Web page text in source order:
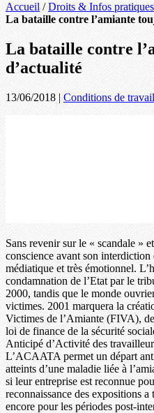
Accueil /Droits & Infos pratiques
La bataille contre l’amiante
La bataille contre
d’actualité
13/06/2018 | Conditions de
Sans revenir sur le « scandale »
conscience avant son interdiction
médiatique et très émotionnel.
condamnation de l’Etat par le
2000, tandis que le monde
victimes. 2001 marquera la
Victimes de l’Amiante (FIVA),
loi de finance de la sécurité
Anticipé d’Activité des
L’ACAATA permet un départ
atteints d’une maladie liée à
si leur entreprise est reconnue
reconnaissance des expositions
encore pour les périodes post-